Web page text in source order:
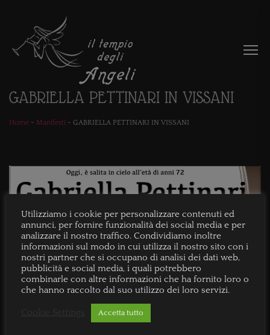
GABRIELLA PETTINARI IN VISSANI
Home - Manifesti - GABRIELLA PETTINARI IN VISSANI
Utilizziamo i cookie per personalizzare contenuti ed
annunci, per fornire funzionalità dei social media e per
analizzare il nostro traffico. Condividiamo inoltre
informazioni sul modo in cui utilizza il nostro sito con i
nostri partner che si occupano di analisi dei dati web,
pubblicità e social media, i quali potrebbero
combinarle con altre informazioni che ha fornito loro o
che hanno raccolto dal suo utilizzo dei loro servizi.
Accetta tutto